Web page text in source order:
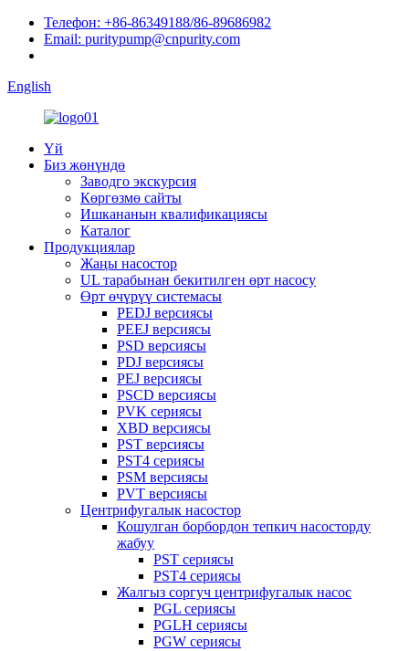
Телефон: +86-86349188/86-89686982
Email: puritypump@cnpurity.com
English
Үй
Биз жөнүндө
Заводго экскурсия
Көргөзмө сайты
Ишкананын квалификациясы
Каталог
Продукциялар
Жаңы насостор
UL тарабынан бекитилген өрт насосу
Өрт өчүрүү системасы
PEDJ версиясы
PEEJ версиясы
PSD версиясы
PDJ версиясы
PEJ версиясы
PSCD версиясы
PVK сериясы
XBD версиясы
PST версиясы
PST4 сериясы
PSM версиясы
PVT версиясы
Центрифугалык насостор
Кошулган борбордон тепкич насосторду
жабуу
PST сериясы
PST4 сериясы
Жалгыз соргуч центрифугалык насос
PGL сериясы
PGLH сериясы
PGW сериясы